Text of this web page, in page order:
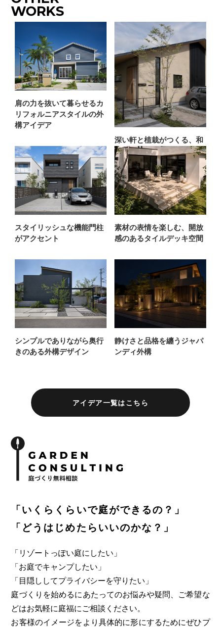
WORKS
肩の力を抜いて暮らせるカ
リフォルニアスタイルの外
構アイデア
深い軒と植栽がつくる、和
モダンな平屋の外構
スタイリッシュな機能門柱
がアクセント
素材の表情を楽しむ、開放
感のあるタイルデッキ空間
シンプルでありながら奥行
きのある外構デザイン
静けさと品格を纏うジャパ
ンディ外構
アイデア一覧はこちら
「いくらくらいで庭ができるの？」
「どうはじめたらいいのかな？」
「リゾートっぽい庭にしたい」
「お庭でキャンプしたい」
「目隠ししてプライバシーを守りたい」
庭づくりを始めるにあたってのお悩みや疑問、ご希望な
どはお気軽に庭福にご相談ください。
お客様のイメージをより具体的に形にするためにぜひプ